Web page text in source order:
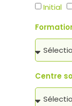
Initial
Centre